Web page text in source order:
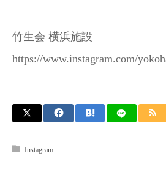
竹生会 横浜施設
https://www.instagram.com/
Instagram